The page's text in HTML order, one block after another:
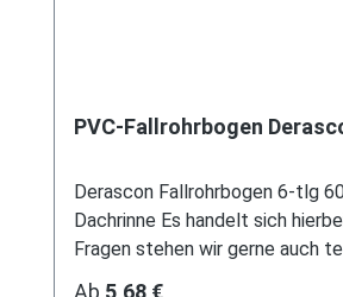
PVC-Fallrohrbogen
Derascon Fallrohrbogen 6-tlg
Dachrinne Es handelt sich
Fragen stehen wir gerne auch
unser Kontaktformular oder per
Regulärer Preis: